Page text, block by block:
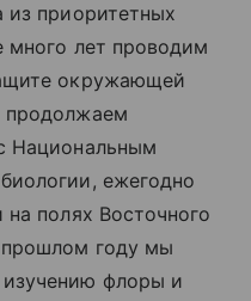
приоритетных
много лет проводим
окружающей
Национальным
ежегодно
на полях Восточного
году мы
флоры и